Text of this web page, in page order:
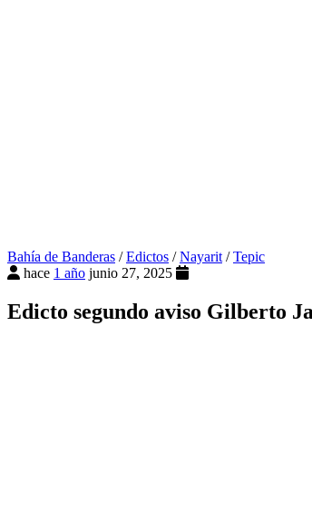
Bahía de Banderas /Edictos /Nayarit/Tepic
hace 1 año junio 27, 2025
Edicto segundo aviso Gilberto